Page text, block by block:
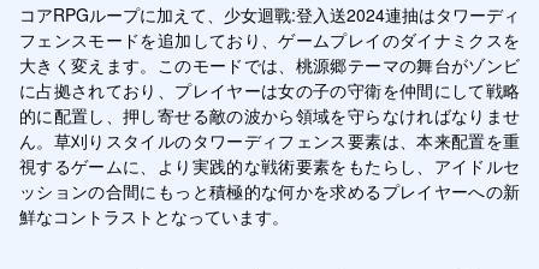
コアRPGループに加えて、少女迴戰:登入送2024連抽はタワーディ
フェンスモードを追加しており、ゲームプレイのダイナミクスを
大きく変えます。このモードでは、桃源郷テーマの舞台がゾンビ
に占拠されており、プレイヤーは女の子の守衛を仲間にして戦略
的に配置し、押し寄せる敵の波から領域を守らなければなりませ
ん。草刈りスタイルのタワーディフェンス要素は、本来配置を重
視するゲームに、より実践的な戦術要素をもたらし、アイドルセ
ッションの合間にもっと積極的な何かを求めるプレイヤーへの新
鮮なコントラストとなっています。